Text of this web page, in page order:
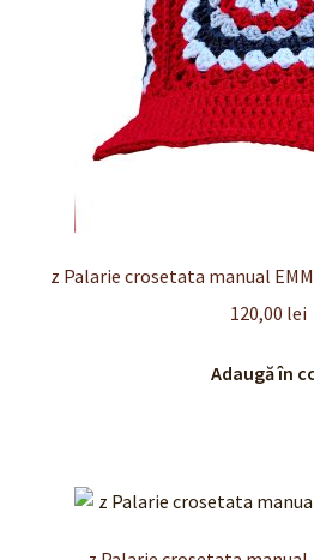
z Palarie crosetata manual
120,00 lei
Adaugă în